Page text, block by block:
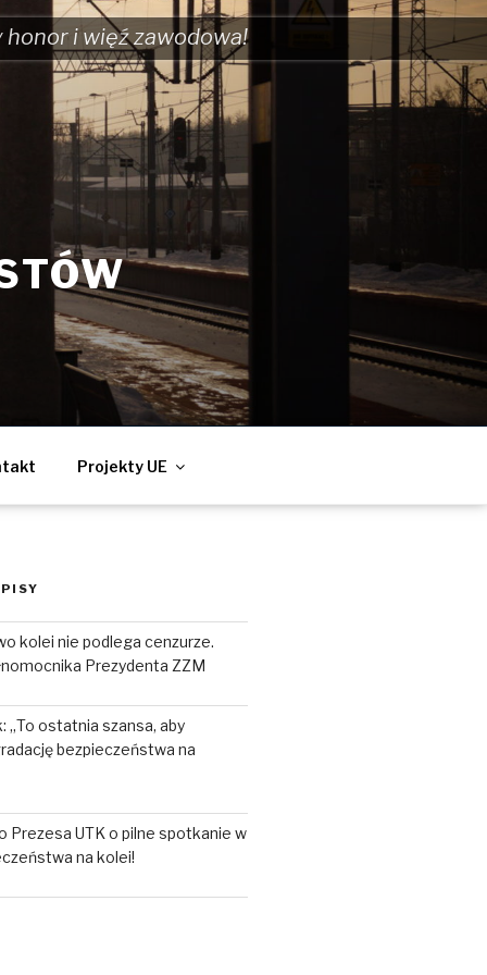
honor i więź zawodowa!
Projekty UE
kolei nie podlega cenzurze.
Prezydenta ZZM
„To ostatnia szansa, aby
bezpieczeństwa na
Prezesa UTK o pilne spotkanie w
na kolei!